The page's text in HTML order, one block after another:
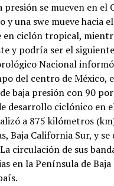
presión se mueven en el
y una swe mueve hacia
en ciclón tropical,
y podría ser el
Nacional
del centro de México,
baja presión con 90
desarrollo ciclónico en
a 875 kilómetros
Baja California Sur, y se
circulación de sus
en la Península de